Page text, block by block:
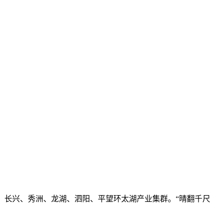
兴、秀洲、龙湖、泗阳、平望环太湖产业集群。“晴翻千尺